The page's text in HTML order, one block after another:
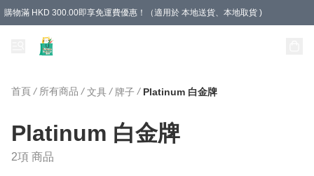
購物滿 HKD 300.00即享免運費優惠！（適用於 本地送貨、本地取貨 )
首頁 / 所有商品 / 文具 / 牌子 / Platinum 白金牌
Platinum 白金牌
2項 商品